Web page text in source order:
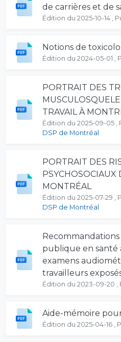
de carrières et de
Édition du 2025-10-14 ,
Notions de
Édition du 2024-05-01 ,
PORTRAIT DES
TRAVAIL À
Édition du 2025-09-05 ,
DSP de Montréal
PORTRAIT DES
PSYCHOSOCIAUX
MONTRÉAL
Édition du 2025-07-29 ,
DSP de Montréal
publique en santé
examens
travailleurs
Édition du 2023-09-20 ,
Aide-mémoire
Édition du 2025-04-16 ,